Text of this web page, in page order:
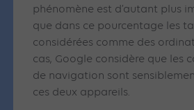
phénomène est d’autant plus
que dans ce pourcentage les
considérées comme des
cas, Google considère que les
de navigation sont
ces deux appareils.